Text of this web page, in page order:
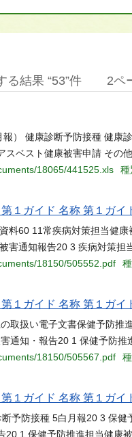
る結果 “53”件 2ペ
） 健康診断予防接種 健康
スベスト健康被害申請 その
18065/441525.xls
種
１ガイド 名称 第１ガイ
料60 11常疾病対策担当健
害通知報告20 3 疾病対策担
18150/505552.pdf
１ガイド 名称 第１ガイ
取扱い電子文書保健予防推
通知・報告20 1 保健予防推
18150/505567.pdf
１ガイド 名称 第１ガイ
予防接種 5白月報20 3 保
20 1 保健予防推進担当健康